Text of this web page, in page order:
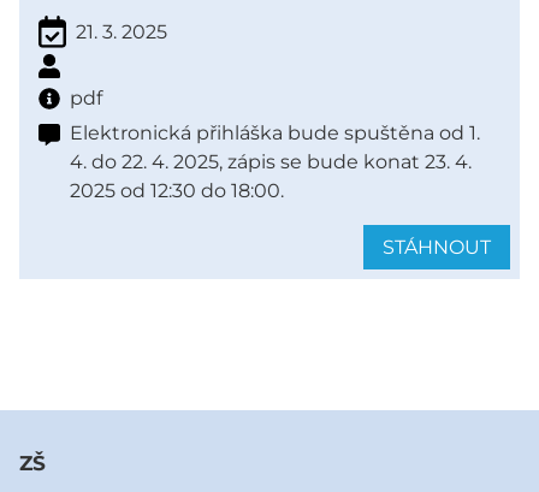
21. 3. 2025
pdf
Elektronická přihláška bude spuštěna od 1.
4. do 22. 4. 2025, zápis se bude konat 23. 4.
2025 od 12:30 do 18:00.
STÁHNOUT
ZŠ